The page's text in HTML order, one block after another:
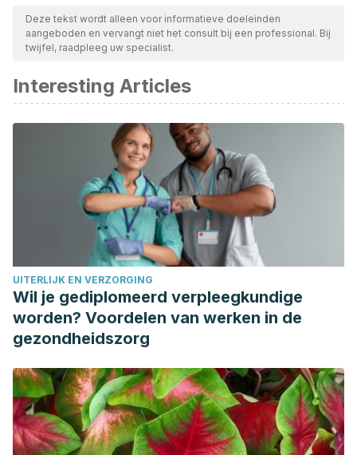
ons team om hun kwaliteit, betrouwbaarheid, actualiteit en
geldigheid te waarborgen. De bibliografie van dit artikel werd
Van Itallie, T. B., Sinisterra, L., & Stare, F. J. (1956). Nutrition
and athletic performance. Journal of the American Medical
https://doi.org/10.1001/jama.1956.02970290016006
Van Kleef, E., Shimizu, M., & Wansink, B. (2011). Food
compensation: Do exercise ads change food intake?
International Journal of Behavioral Nutrition and Physical
https://doi.org/10.1186/1479-5868-8-6
Aragon, A. A., & Schoenfeld, B. J. (2013). Nutrient timing
revisited: Is there a post-exercise anabolic window? In
Functional Foods: The Connection Between Nutrition,
Health, and Food Science.
Deze tekst wordt alleen voor informatieve doeleinden
aangeboden en vervangt niet het consult bij een professional. Bij
twijfel, raadpleeg uw specialist.
Interesting Articles
UITERLIJK EN VERZORGING
Wil je gediplomeerd verpleegkundige
worden? Voordelen van werken in de
gezondheidszorg